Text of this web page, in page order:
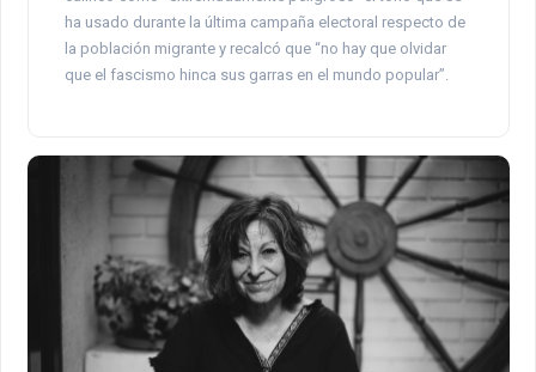
ha usado durante la última campaña electoral respecto de
la población migrante y recalcó que “no hay que olvidar
que el fascismo hinca sus garras en el mundo popular”.